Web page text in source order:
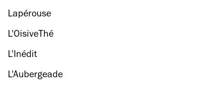
Lapérouse
L'OisiveThé
L'Inédit
L'Aubergeade